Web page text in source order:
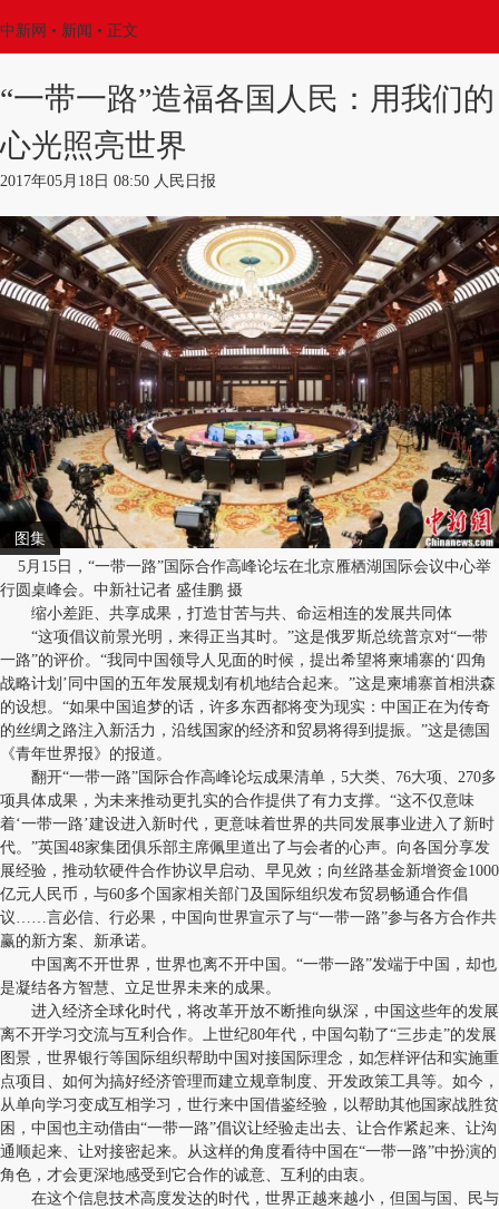
中新网 • 新闻 • 正文
“一带一路”造福各国人民：用我们的
心光照亮世界
2017年05月18日 08:50 人民日报
图集
5月15日，“一带一路”国际合作高峰论坛在北京雁栖湖国际会议中心举
行圆桌峰会。中新社记者 盛佳鹏 摄
缩小差距、共享成果，打造甘苦与共、命运相连的发展共同体
“这项倡议前景光明，来得正当其时。”这是俄罗斯总统普京对“一带
一路”的评价。“我同中国领导人见面的时候，提出希望将柬埔寨的‘四角
战略计划’同中国的五年发展规划有机地结合起来。”这是柬埔寨首相洪森
的设想。“如果中国追梦的话，许多东西都将变为现实：中国正在为传奇
的丝绸之路注入新活力，沿线国家的经济和贸易将得到提振。”这是德国
《青年世界报》的报道。
翻开“一带一路”国际合作高峰论坛成果清单，5大类、76大项、270多
项具体成果，为未来推动更扎实的合作提供了有力支撑。“这不仅意味
着‘一带一路’建设进入新时代，更意味着世界的共同发展事业进入了新时
代。”英国48家集团俱乐部主席佩里道出了与会者的心声。向各国分享发
展经验，推动软硬件合作协议早启动、早见效；向丝路基金新增资金1000
亿元人民币，与60多个国家相关部门及国际组织发布贸易畅通合作倡
议……言必信、行必果，中国向世界宣示了与“一带一路”参与各方合作共
赢的新方案、新承诺。
中国离不开世界，世界也离不开中国。“一带一路”发端于中国，却也
是凝结各方智慧、立足世界未来的成果。
进入经济全球化时代，将改革开放不断推向纵深，中国这些年的发展
离不开学习交流与互利合作。上世纪80年代，中国勾勒了“三步走”的发展
图景，世界银行等国际组织帮助中国对接国际理念，如怎样评估和实施重
点项目、如何为搞好经济管理而建立规章制度、开发政策工具等。如今，
从单向学习变成互相学习，世行来中国借鉴经验，以帮助其他国家战胜贫
困，中国也主动借由“一带一路”倡议让经验走出去、让合作紧起来、让沟
通顺起来、让对接密起来。从这样的角度看待中国在“一带一路”中扮演的
角色，才会更深地感受到它合作的诚意、互利的由衷。
在这个信息技术高度发达的时代，世界正越来越小，但国与国、民与